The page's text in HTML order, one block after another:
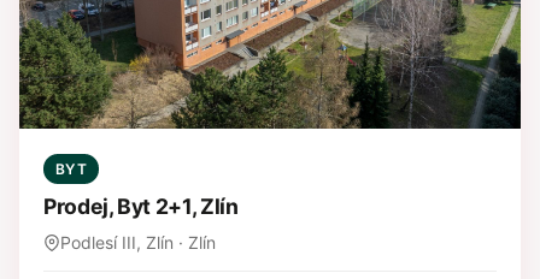
BYT
Prodej, Byt 2+1, Zlín
Podlesí III, Zlín · Zlín